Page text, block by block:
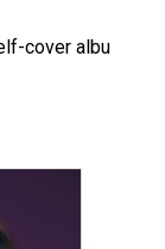
cover albu